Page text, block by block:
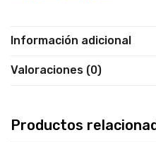
Información adicional
Valoraciones (0)
Productos